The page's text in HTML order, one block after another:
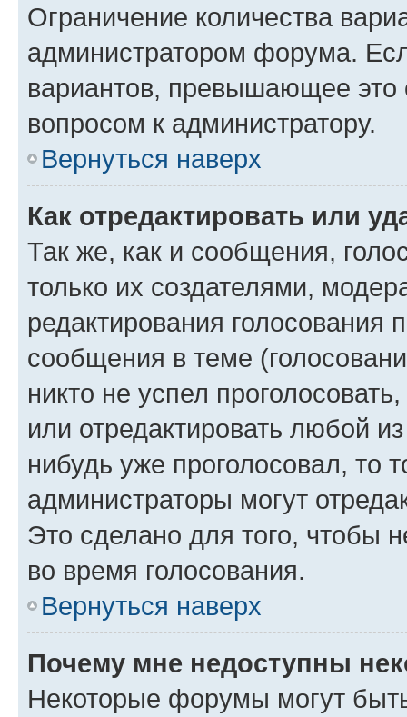
Ограничение количества
администратором форума.
вариантов, превышающее это
вопросом к администратору.
Вернуться наверх
Как отредактировать или
Так же, как и сообщения,
только их создателями,
редактирования голосования
сообщения в теме
никто не успел
или отредактировать любой
нибудь уже проголосовал, то
администраторы могут
Это сделано для того, чтобы
во время голосования.
Вернуться наверх
Почему мне недоступны
Некоторые форумы могут